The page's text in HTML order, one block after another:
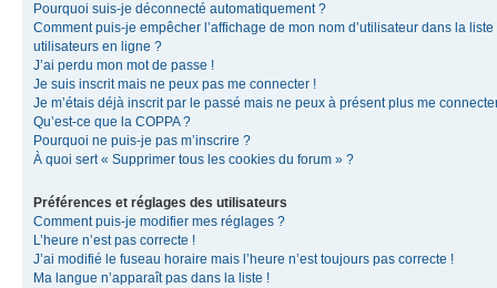
Pourquoi suis-je déconnecté automatiquement ?
Comment puis-je empêcher l’affichage de mon nom d’utilisateur dans la liste
utilisateurs en ligne ?
J’ai perdu mon mot de passe !
Je suis inscrit mais ne peux pas me connecter !
Je m’étais déjà inscrit par le passé mais ne peux à présent plus me
Qu’est-ce que la COPPA ?
Pourquoi ne puis-je pas m’inscrire ?
À quoi sert « Supprimer tous les cookies du forum » ?
Préférences et réglages des utilisateurs
Comment puis-je modifier mes réglages ?
L’heure n’est pas correcte !
J’ai modifié le fuseau horaire mais l’heure n’est toujours pas correcte !
Ma langue n’apparaît pas dans la liste !